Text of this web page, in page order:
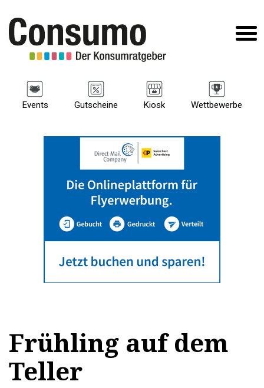
Events Gutscheine Kiosk Wettbewerbe
Frühling auf dem
Teller